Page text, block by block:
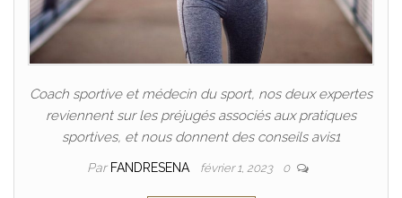
Coach sportive et médecin du sport, nos deux expertes
reviennent sur les préjugés associés aux pratiques
sportives, et nous donnent des conseils avis1
Par FANDRESENA février 1, 2023 0